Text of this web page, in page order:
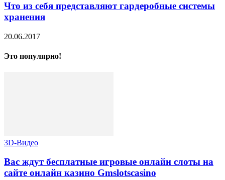
Что из себя представляют гардеробные системы
хранения
20.06.2017
Это популярно!
3D-Видео
Вас ждут бесплатные игровые онлайн слоты на
сайте онлайн казино Gmslotscasino